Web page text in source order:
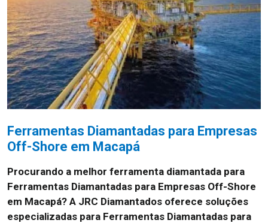
Ferramentas Diamantadas para Empresas
Off-Shore em Macapá
Procurando a melhor ferramenta diamantada para
Ferramentas Diamantadas para Empresas Off-Shore
em Macapá? A JRC Diamantados oferece soluções
especializadas para Ferramentas Diamantadas para